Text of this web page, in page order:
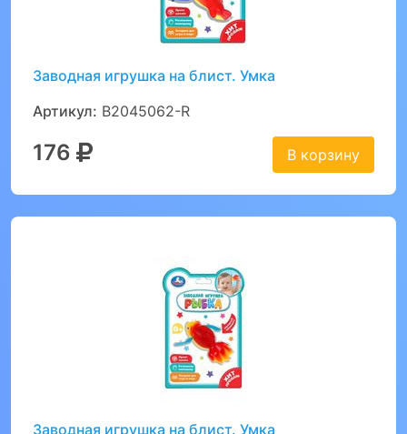
Заводная игрушка на блист. Умка
Артикул: B2045062-R
176 В корзину
Заводная игрушка на блист. Умка